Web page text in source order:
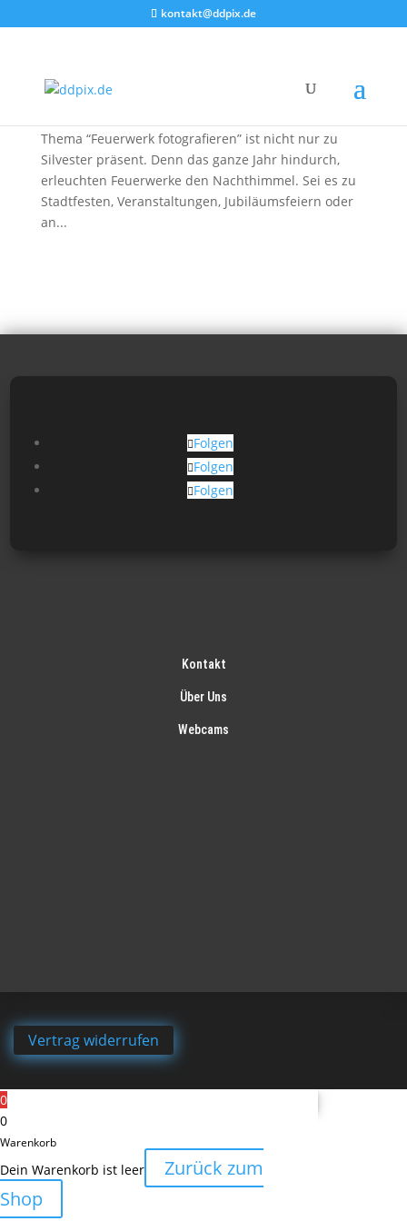
kontakt@ddpix.de
von
Thema “Feuerwerk fotografieren” ist nicht nur zu
Silvester präsent. Denn das ganze Jahr hindurch,
erleuchten Feuerwerke den Nachthimmel. Sei es zu
Stadtfesten, Veranstaltungen, Jubiläumsfeiern oder
an...
Folgen
Folgen
Folgen
Kontakt
Über Uns
Webcams
Vertrag widerrufen
0
0
Warenkorb
Dein Warenkorb ist leer
Zurück zum
Shop